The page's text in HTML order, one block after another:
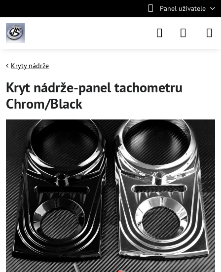
Panel uživatele
Kryty nádrže
Kryt nádrže-panel tachometru
Chrom/Black